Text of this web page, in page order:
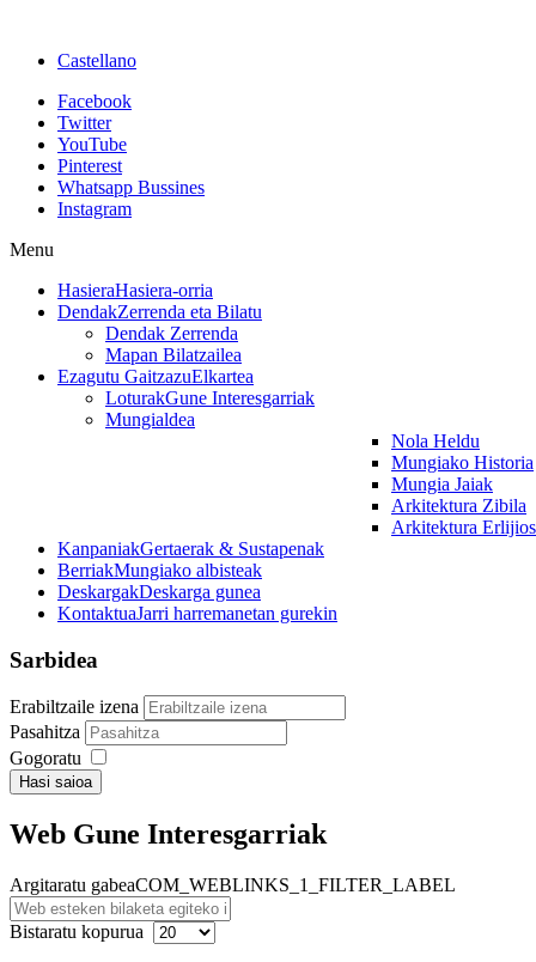
Castellano
Facebook
Twitter
YouTube
Pinterest
Whatsapp Bussines
Instagram
Menu
HasieraHasiera-orria
DendakZerrenda eta Bilatu
Dendak Zerrenda
Mapan Bilatzailea
Ezagutu GaitzazuElkartea
LoturakGune Interesgarriak
Mungialdea
Nola Heldu
Mungiako Historia
Mungia Jaiak
Arkitektura Zibila
Arkitektura
KanpaniakGertaerak & Sustapenak
BerriakMungiako albisteak
DeskargakDeskarga gunea
KontaktuaJarri harremanetan gurekin
Sarbidea
Erabiltzaile izena
Pasahitza
Gogoratu
Hasi saioa
Web Gune Interesgarriak
Argitaratu gabeaCOM_WEBLINKS_1_FILTER_LABEL
Bistaratu kopurua